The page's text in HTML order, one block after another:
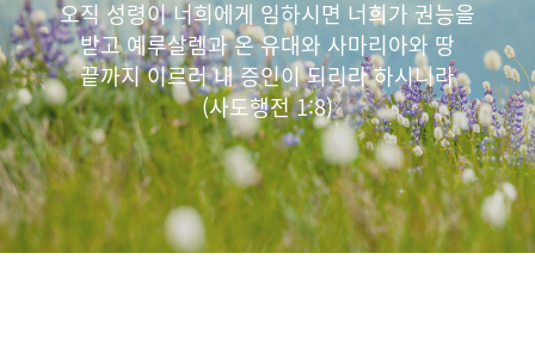
오직 성령이 너희에게 임하시면 너희가 권능을
받고 예루살렘과 온 유대와 사마리아와 땅
끝까지 이르러 내 증인이 되리라 하시니라
(사도행전 1:8)